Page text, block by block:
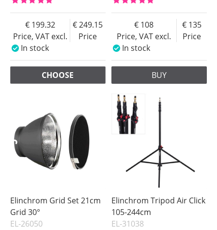
Price, VAT excl.
199.32
Price
249.15
In stock
CHOOSE
Price, VAT excl.
108
Price
135
In stock
BUY
Elinchrom Grid Set 21cm
Grid 30°
EL-26050
Elinchrom Tripod Air Click
105-244cm
EL-31038